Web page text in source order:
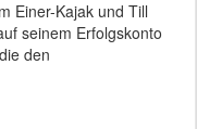
Einer-Kajak und Till
seinem Erfolgskonto
den